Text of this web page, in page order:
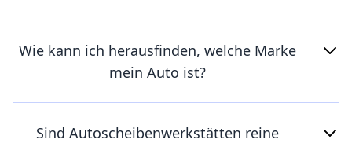
Wie kann ich herausfinden, welche Marke
mein Auto ist?
Sind Autoscheibenwerkstätten reine